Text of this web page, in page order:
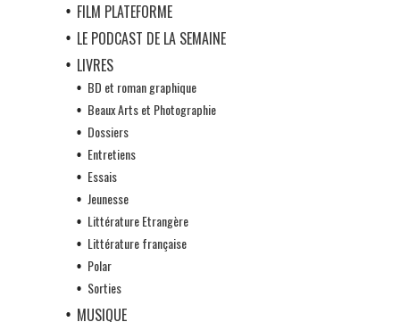
FILM PLATEFORME
LE PODCAST DE LA SEMAINE
LIVRES
BD et roman graphique
Beaux Arts et Photographie
Dossiers
Entretiens
Essais
Jeunesse
Littérature Etrangère
Littérature française
Polar
Sorties
MUSIQUE